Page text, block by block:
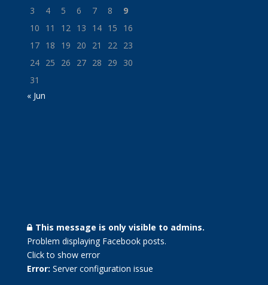
3
4 5 6 7 8
9
10
11 12 13 14 15
16
17 18 19 20 21 22 23
24 25 26 27 28 29
30
31
« Jun
This message is only visible to admins.
Problem displaying Facebook posts.
Click to show error
Error: Server configuration issue